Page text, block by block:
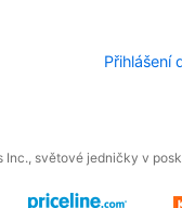
Přihlášení
světové jedničky v